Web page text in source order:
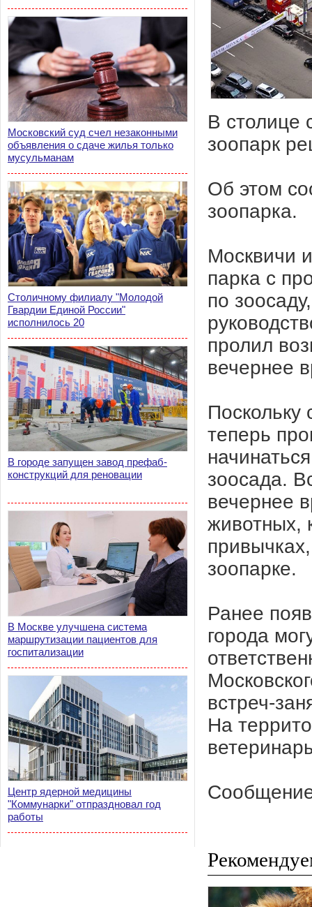
Московский суд счел незаконными
объявления о сдаче жилья только
мусульманам
Столичному филиалу "Молодой
Гвардии Единой России"
исполнилось 20
В городе запущен завод префаб-
конструкций для реновации
В Москве улучшена система
маршрутизации пациентов для
госпитализации
Центр ядерной медицины
"Коммунарки" отпраздновал год
работы
В столице
зоопарк
Об этом
зоопарка.
Москвичи
парка с
по
пролил
вечернее
Поскольку
теперь
зоосада.
вечернее
животных,
зоопарке.
Ранее
города
встреч-
На